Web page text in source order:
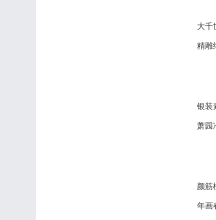
大千
精雕
银装
萧园
颜筋
年画